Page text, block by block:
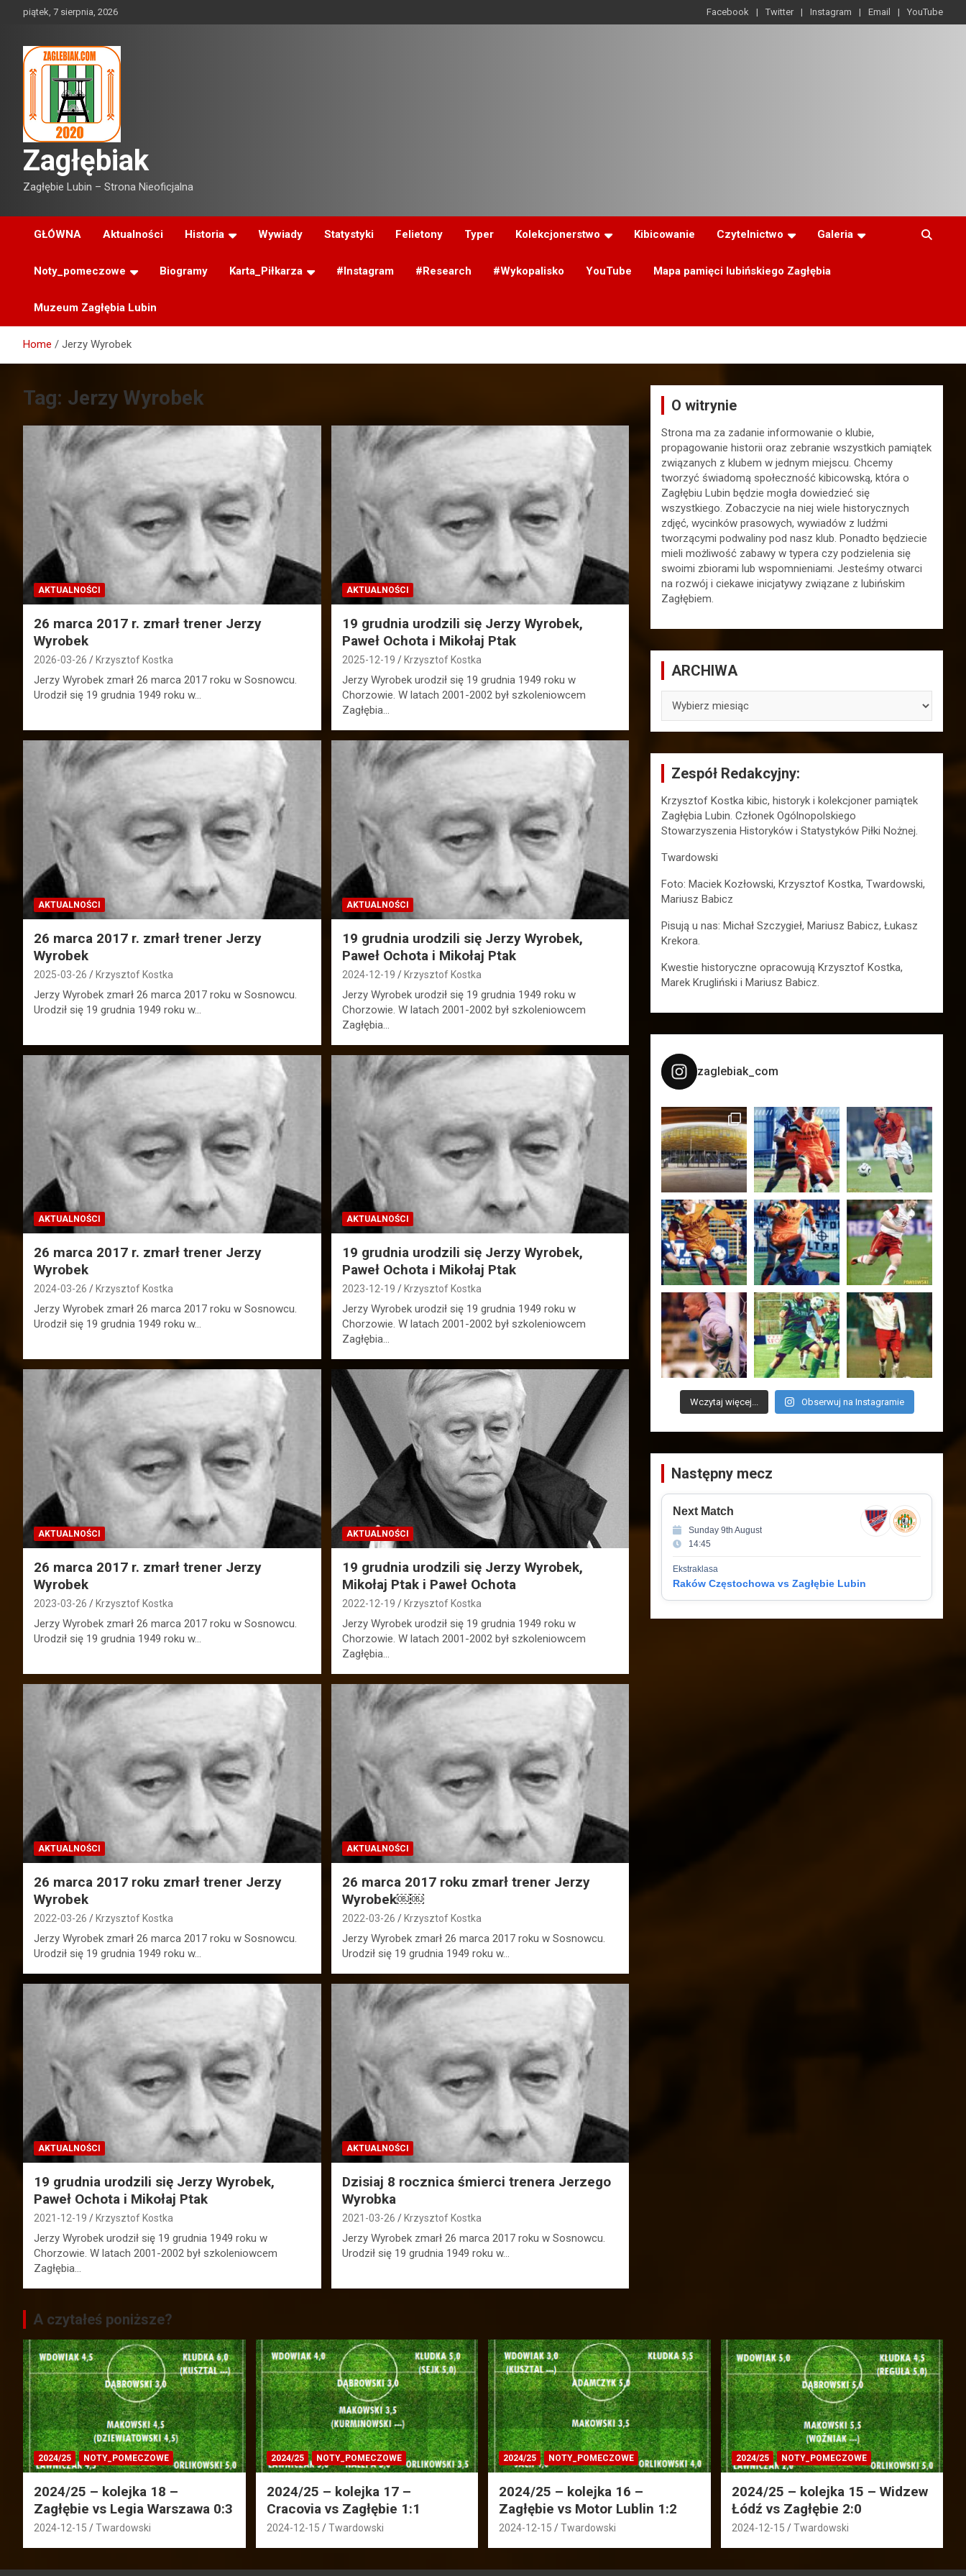
piątek, 7 sierpnia, 2026 Facebook Twitter Instagram Email YouTube
Zagłębiak
Zagłębie Lubin – Strona Nieoficjalna
GŁÓWNA Aktualności Historia Wywiady Statystyki Felietony Typer Kolekcjonerstwo Kibicowanie Czytelnictwo Galeria
Noty_pomeczowe Biogramy Karta_Piłkarza #Instagram #Research #Wykopalisko YouTube Mapa pamięci lubińskiego Zagłębia
Muzeum Zagłębia Lubin
Home Jerzy Wyrobek
Tag: Jerzy Wyrobek
AKTUALNOŚCI
26 marca 2017 r. zmarł trener Jerzy
Wyrobek
2026-03-26 Krzysztof Kostka
Jerzy Wyrobek zmarł 26 marca 2017 roku w Sosnowcu.
Urodził się 19 grudnia 1949 roku w…
AKTUALNOŚCI
19 grudnia urodzili się Jerzy Wyrobek,
Paweł Ochota i Mikołaj Ptak
2025-12-19 Krzysztof Kostka
Jerzy Wyrobek urodził się 19 grudnia 1949 roku w
Chorzowie. W latach 2001-2002 był szkoleniowcem
Zagłębia…
AKTUALNOŚCI
26 marca 2017 r. zmarł trener Jerzy
Wyrobek
2025-03-26 Krzysztof Kostka
Jerzy Wyrobek zmarł 26 marca 2017 roku w Sosnowcu.
Urodził się 19 grudnia 1949 roku w…
AKTUALNOŚCI
19 grudnia urodzili się Jerzy Wyrobek,
Paweł Ochota i Mikołaj Ptak
2024-12-19 Krzysztof Kostka
Jerzy Wyrobek urodził się 19 grudnia 1949 roku w
Chorzowie. W latach 2001-2002 był szkoleniowcem
Zagłębia…
AKTUALNOŚCI
26 marca 2017 r. zmarł trener Jerzy
Wyrobek
2024-03-26 Krzysztof Kostka
Jerzy Wyrobek zmarł 26 marca 2017 roku w Sosnowcu.
Urodził się 19 grudnia 1949 roku w…
AKTUALNOŚCI
19 grudnia urodzili się Jerzy Wyrobek,
Paweł Ochota i Mikołaj Ptak
2023-12-19 Krzysztof Kostka
Jerzy Wyrobek urodził się 19 grudnia 1949 roku w
Chorzowie. W latach 2001-2002 był szkoleniowcem
Zagłębia…
AKTUALNOŚCI
26 marca 2017 r. zmarł trener Jerzy
Wyrobek
2023-03-26 Krzysztof Kostka
Jerzy Wyrobek zmarł 26 marca 2017 roku w Sosnowcu.
Urodził się 19 grudnia 1949 roku w…
AKTUALNOŚCI
19 grudnia urodzili się Jerzy Wyrobek,
Mikołaj Ptak i Paweł Ochota
2022-12-19 Krzysztof Kostka
Jerzy Wyrobek urodził się 19 grudnia 1949 roku w
Chorzowie. W latach 2001-2002 był szkoleniowcem
Zagłębia…
AKTUALNOŚCI
26 marca 2017 roku zmarł trener Jerzy
Wyrobek
2022-03-26 Krzysztof Kostka
Jerzy Wyrobek zmarł 26 marca 2017 roku w Sosnowcu.
Urodził się 19 grudnia 1949 roku w…
AKTUALNOŚCI
26 marca 2017 roku zmarł trener Jerzy
Wyrobek￼￼
2022-03-26 Krzysztof Kostka
Jerzy Wyrobek zmarł 26 marca 2017 roku w Sosnowcu.
Urodził się 19 grudnia 1949 roku w…
AKTUALNOŚCI
19 grudnia urodzili się Jerzy Wyrobek,
Paweł Ochota i Mikołaj Ptak
2021-12-19 Krzysztof Kostka
Jerzy Wyrobek urodził się 19 grudnia 1949 roku w
Chorzowie. W latach 2001-2002 był szkoleniowcem
Zagłębia…
AKTUALNOŚCI
Dzisiaj 8 rocznica śmierci trenera Jerzego
Wyrobka
2021-03-26 Krzysztof Kostka
Jerzy Wyrobek zmarł 26 marca 2017 roku w Sosnowcu.
Urodził się 19 grudnia 1949 roku w…
O witrynie
Strona ma za zadanie informowanie o klubie,
propagowanie historii oraz zebranie wszystkich pamiątek
związanych z klubem w jednym miejscu. Chcemy
tworzyć świadomą społeczność kibicowską, która o
Zagłębiu Lubin będzie mogła dowiedzieć się
wszystkiego. Zobaczycie na niej wiele historycznych
zdjęć, wycinków prasowych, wywiadów z ludźmi
tworzącymi podwaliny pod nasz klub. Ponadto będziecie
mieli możliwość zabawy w typera czy podzielenia się
swoimi zbiorami lub wspomnieniami. Jesteśmy otwarci
na rozwój i ciekawe inicjatywy związane z lubińskim
Zagłębiem.
ARCHIWA
Zespół Redakcyjny:
Krzysztof Kostka kibic, historyk i kolekcjoner pamiątek
Zagłębia Lubin. Członek Ogólnopolskiego
Stowarzyszenia Historyków i Statystyków Piłki Nożnej.
Twardowski
Foto: Maciek Kozłowski, Krzysztof Kostka, Twardowski,
Mariusz Babicz
Pisują u nas: Michał Szczygieł, Mariusz Babicz, Łukasz
Krekora.
Kwestie historyczne opracowują Krzysztof Kostka,
Marek Krugliński i Mariusz Babicz.
zaglebiak_com
Wczytaj więcej... Obserwuj na Instagramie
Następny mecz
Next Match
Sunday 9th August
14:45
Ekstraklasa
Raków Częstochowa vs Zagłębie Lubin
A czytałeś poniższe?
2024/25 NOTY_POMECZOWE
2024/25 – kolejka 18 –
Zagłębie vs Legia Warszawa 0:3
2024-12-15 Twardowski
2024/25 NOTY_POMECZOWE
2024/25 – kolejka 17 –
Cracovia vs Zagłębie 1:1
2024-12-15 Twardowski
2024/25 NOTY_POMECZOWE
2024/25 – kolejka 16 –
Zagłębie vs Motor Lublin 1:2
2024-12-15 Twardowski
2024/25 NOTY_POMECZOWE
2024/25 – kolejka 15 – Widzew
Łódź vs Zagłębie 2:0
2024-12-15 Twardowski